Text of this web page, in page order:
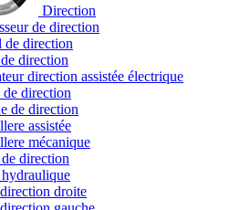
Direction
de direction
direction
direction
direction assistée électrique
de direction
de direction
assistée
mécanique
direction
droite